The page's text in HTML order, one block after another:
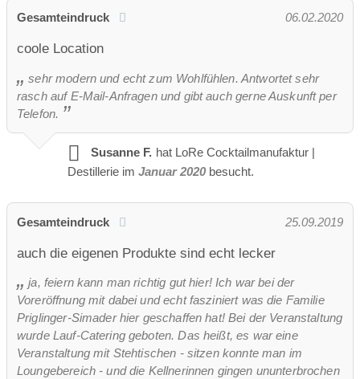
Gesamteindruck 06.02.2020
coole Location
sehr modern und echt zum Wohlfühlen. Antwortet sehr
rasch auf E-Mail-Anfragen und gibt auch gerne Auskunft per
Telefon.
Susanne F. hat LoRe Cocktailmanufaktur |
Destillerie im Januar 2020 besucht.
Gesamteindruck 25.09.2019
auch die eigenen Produkte sind echt lecker
ja, feiern kann man richtig gut hier! Ich war bei der
Voreröffnung mit dabei und echt fasziniert was die Familie
Priglinger-Simader hier geschaffen hat! Bei der Veranstaltung
wurde Lauf-Catering geboten. Das heißt, es war eine
Veranstaltung mit Stehtischen - sitzen konnte man im
Loungebereich - und die Kellnerinnen gingen ununterbrochen